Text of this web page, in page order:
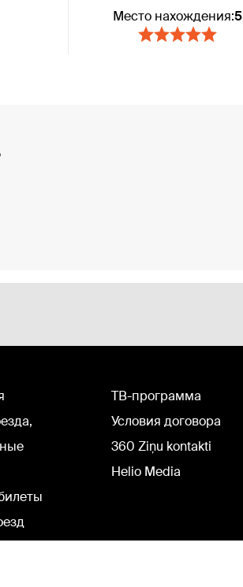
Место нахождения:5
TВ-программа
Условия договора
360 Ziņu kontakti
Helio Media